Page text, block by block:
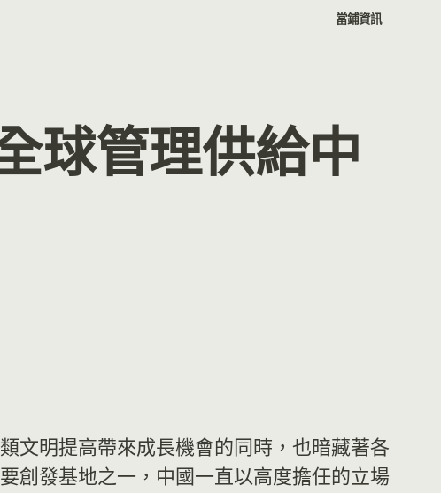
當鋪資訊
球管理供給中
文明提高帶來成長機會的同時，也暗藏著各
創發基地之一，中國一直以高度擔任的立場